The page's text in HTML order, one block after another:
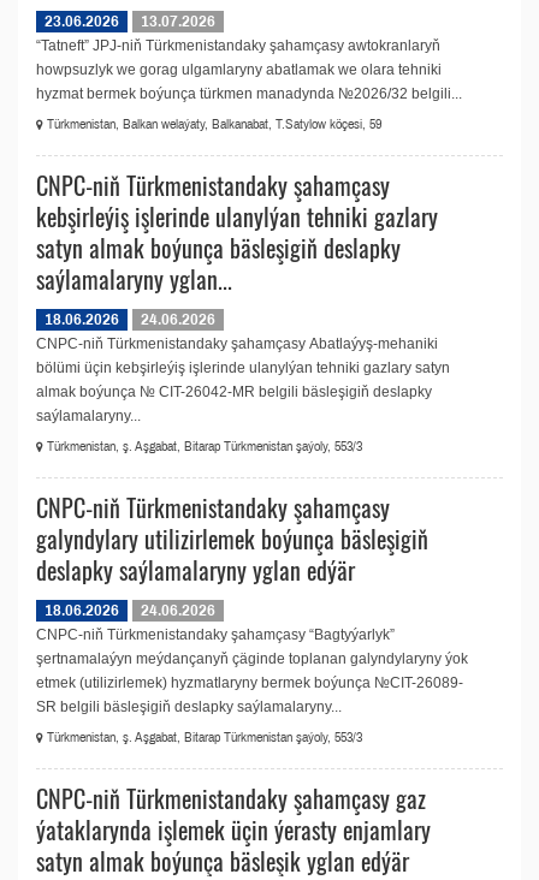
23.06.2026
13.07.2026
“Tatneft” JPJ-niň Türkmenistandaky şahamçasy awtokranlaryň
howpsuzlyk we gorag ulgamlaryny abatlamak we olara tehniki
hyzmat bermek boýunça türkmen manadynda №2026/32 belgili...
Türkmenistan, Balkan welaýaty, Balkanabat, T.Satylow köçesi, 59
CNPC-niň Türkmenistandaky şahamçasy
kebşirleýiş işlerinde ulanylýan tehniki gazlary
satyn almak boýunça bäsleşigiň deslapky
saýlamalaryny yglan...
18.06.2026
24.06.2026
CNPC-niň Türkmenistandaky şahamçasy Аbatlaýyş-mehaniki
bölümi üçin kebşirleýiş işlerinde ulanylýan tehniki gazlary satyn
almak boýunça № CIT-26042-MR belgili bäsleşigiň deslapky
saýlamalaryny...
Türkmenistan, ş. Aşgabat, Bitarap Türkmenistan şaýoly, 553/3
CNPC-niň Türkmenistandaky şahamçasy
galyndylary utilizirlemek boýunça bäsleşigiň
deslapky saýlamalaryny yglan edýär
18.06.2026
24.06.2026
CNPC-niň Türkmenistandaky şahamçasy “Bagtyýarlyk”
şertnamalaýyn meýdançanyň çäginde toplanan galyndylaryny ýok
etmek (utilizirlemek) hyzmatlaryny bermek boýunça №CIT-26089-
SR belgili bäsleşigiň deslapky saýlamalaryny...
Türkmenistan, ş. Aşgabat, Bitarap Türkmenistan şaýoly, 553/3
CNPC-niň Türkmenistandaky şahamçasy gaz
ýataklarynda işlemek üçin ýerasty enjamlary
satyn almak boýunça bäsleşik yglan edýär